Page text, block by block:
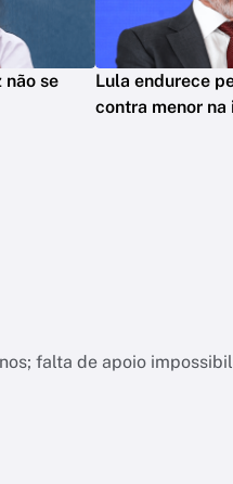
não se
Lula endurece
contra menor na
falta de apoio